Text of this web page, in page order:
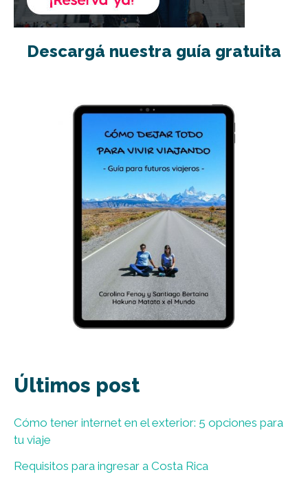
Descargá nuestra guía gratuita
Últimos post
Cómo tener internet en el exterior: 5 opciones para
tu viaje
Requisitos para ingresar a Costa Rica